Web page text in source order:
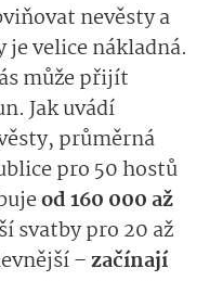
nevěsty a
je velice nákladná.
může přijít
Jak uvádí
průměrná
pro 50 hostů
od 160 000 až
svatby pro 20 až
–začínají